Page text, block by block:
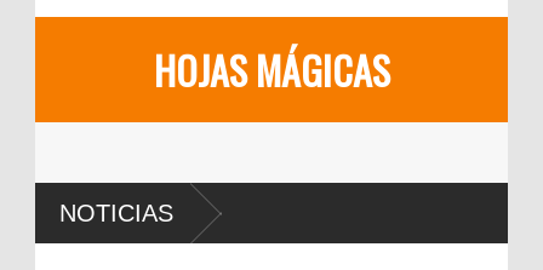
HOJAS MÁGICAS
NOTICIAS